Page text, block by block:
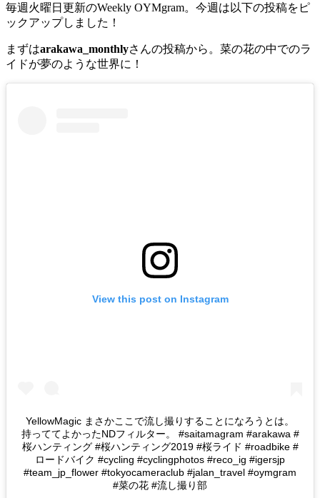
毎週火曜日更新のWeekly OYMgram。今週は以下の投稿をピ
ックアップしました！
まずはarakawa_monthlyさんの投稿から。菜の花の中でのラ
イドが夢のような世界に！
View this post on Instagram
YellowMagic まさかここで流し撮りすることになろうとは。
持っててよかったNDフィルター。 #saitamagram #arakawa #
桜ハンティング #桜ハンティング2019 #桜ライド #roadbike #
ロードバイク #cycling #cyclingphotos #reco_ig #igersjp
#team_jp_flower #tokyocameraclub #jalan_travel #oymgram
#菜の花 #流し撮り部